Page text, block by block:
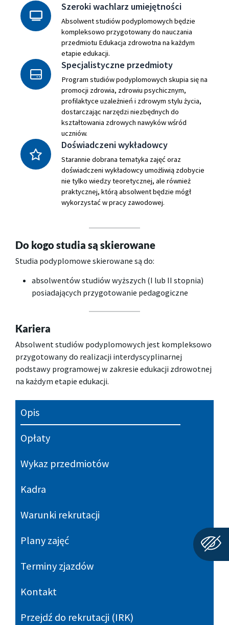
Szeroki wachlarz umiejętności
Absolwent studiów podyplomowych będzie
kompleksowo przygotowany do nauczania
przedmiotu Edukacja zdrowotna na każdym
etapie edukacji.
Specjalistyczne przedmioty
Program studiów podyplomowych skupia się na
promocji zdrowia, zdrowiu psychicznym,
profilaktyce uzależnień i zdrowym stylu życia,
dostarczając narzędzi niezbędnych do
kształtowania zdrowych nawyków wśród
uczniów.
Doświadczeni wykładowcy
Starannie dobrana tematyka zajęć oraz
doświadczeni wykładowcy umożliwią zdobycie
nie tylko wiedzy teoretycznej, ale również
praktycznej, którą absolwent będzie mógł
wykorzystać w pracy zawodowej.
Do kogo studia są skierowane
Studia podyplomowe skierowane są do:
absolwentów studiów wyższych (I lub II stopnia)
posiadających przygotowanie pedagogiczne
Kariera
Absolwent studiów podyplomowych jest kompleksowo
przygotowany do realizacji interdyscyplinarnej
podstawy programowej w zakresie edukacji zdrowotnej
na każdym etapie edukacji.
Opis
Opłaty
Wykaz przedmiotów
Kadra
Warunki rekrutacji
Plany zajęć
Terminy zjazdów
Kontakt
Przejdź do rekrutacji (IRK)